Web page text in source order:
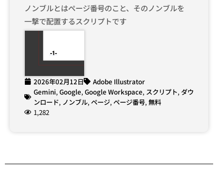
ノンブルとはページ番号のこと、そのノンブルを
一撃で配置するスクリプトです
2026年02月12日
Adobe Illustrator
Gemini, Google, Google Workspace, スクリプト, ダウ
ンロード, ノンブル, ページ, ページ番号, 無料
1,282